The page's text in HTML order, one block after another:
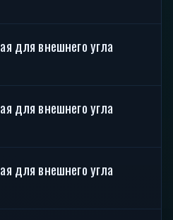
для внешнего угла
для внешнего угла
для внешнего угла